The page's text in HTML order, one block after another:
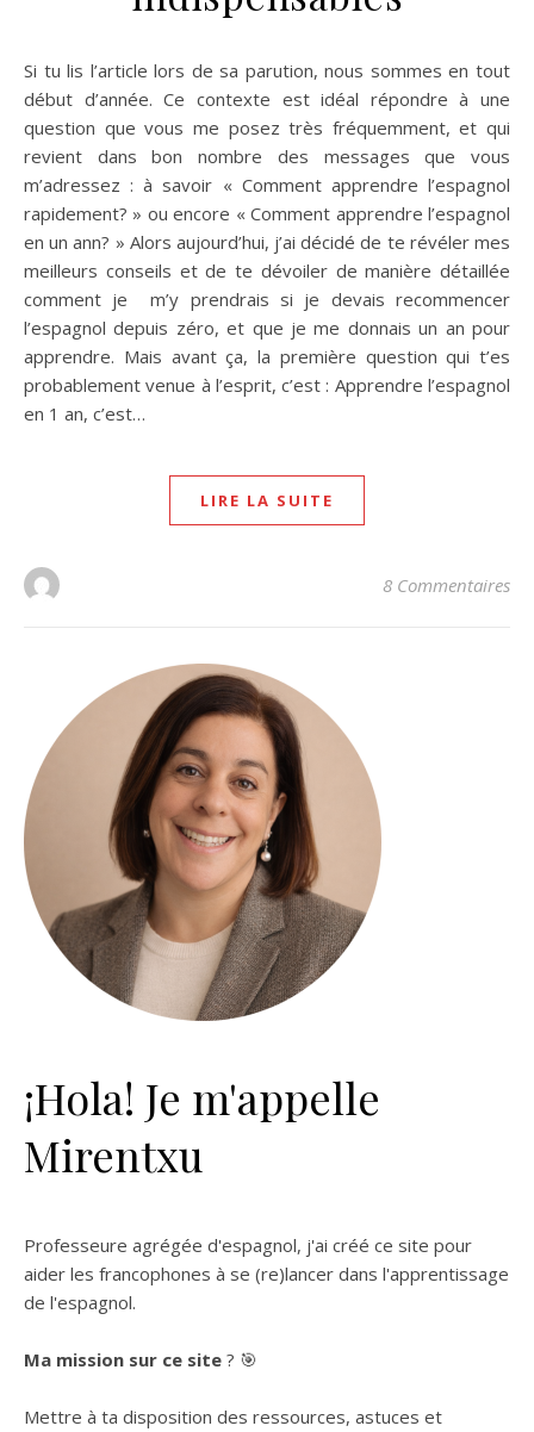
Si tu lis l’article lors de sa parution, nous sommes en tout
début d’année. Ce contexte est idéal répondre à une
question que vous me posez très fréquemment, et qui
revient dans bon nombre des messages que vous
m’adressez : à savoir « Comment apprendre l’espagnol
rapidement? » ou encore « Comment apprendre l’espagnol
en un ann? » Alors aujourd’hui, j’ai décidé de te révéler mes
meilleurs conseils et de te dévoiler de manière détaillée
comment je m’y prendrais si je devais recommencer
l’espagnol depuis zéro, et que je me donnais un an pour
apprendre. Mais avant ça, la première question qui t’es
probablement venue à l’esprit, c’est : Apprendre l’espagnol
en 1 an, c’est…
LIRE LA SUITE
8 Commentaires
¡Hola! Je m'appelle
Mirentxu
Professeure agrégée d'espagnol, j'ai créé ce site pour
aider les francophones à se (re)lancer dans l'apprentissage
de l'espagnol.
Ma mission sur ce site ? 🎯
Mettre à ta disposition des ressources, astuces et